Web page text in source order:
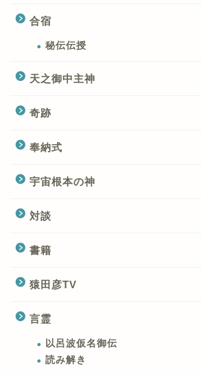
合宿
秘伝伝授
天之御中主神
奇跡
奉納式
宇宙根本の神
対談
書籍
猿田彦TV
言霊
以呂波仮名御伝
読み解き